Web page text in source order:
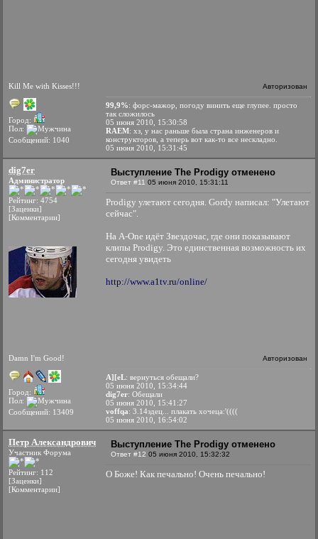
Kill Me with Kisses!!!
Город:
Пол:
Сообщений: 1040
Авторизован
99,9%: форс-мажор, погоду винить еще глупее. просто
так сложилось
05 июня 2010, 15:30:58
RAEM: хз, у нас раньше была страна инженеров и
конструкторов, а теперь вот как-то все нескладно.
05 июня 2010, 15:31:45
dig7er
Администратор
Рейтинг: 4754
[Заценки]
[Комментарии]
Damn I'm Good!
Город:
Пол:
Сообщений: 13409
Выступление The Prodigy отменено
Ответ #11 05 июня 2010, 15:31:11
Prodigy улетают сегодня. Gordy написал: "Улетают
сейчас".
На A-One идёт Звездочас, где они показывают
клипы Prodigy. Это единственная возможность их
сегодня увидеть
http://www.a1tv.ru/online/
Авторизован
A][eL: вернуться обещали?
05 июня 2010, 15:34:44
dig7er: Обещали
05 июня 2010, 15:41:27
voffqa: 3.14здец... плакать хочеца:'((((
05 июня 2010, 16:54:02
Петр Александрович
Участник Форума
Рейтинг: 112
[Заценки]
[Комментарии]
Выступление The Prodigy отменено
Ответ #12 05 июня 2010, 15:32:32
О Боже! Как печально! Очень печально!